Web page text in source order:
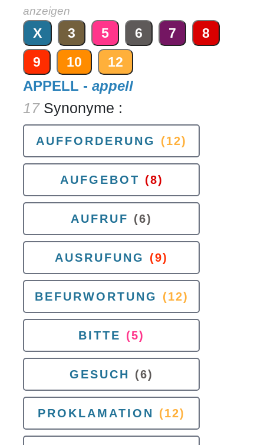
anzeigen
X 3 5 6 7
8
9
10 12
APPELL - appell
17Synonyme :
AUFFORDERUNG (12)
AUFGEBOT (8)
AUFRUF (6)
AUSRUFUNG (9)
BEFURWORTUNG (12)
BITTE (5)
GESUCH (6)
PROKLAMATION (12)